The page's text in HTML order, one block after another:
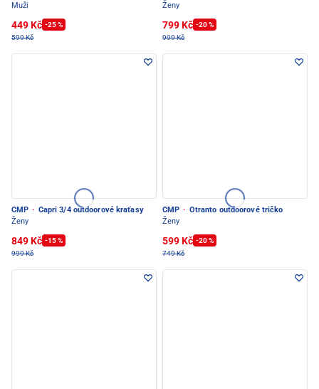
Muži
449 Kč -25 %
599 Kč
Ženy
799 Kč -20 %
999 Kč
CMP · Capri 3/4 outdoorové kraťasy
Ženy
849 Kč -15 %
999 Kč
CMP · Otranto outdoorové tričko
Ženy
599 Kč -20 %
749 Kč